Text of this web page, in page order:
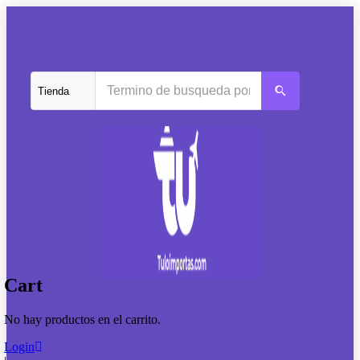
Cart
No hay productos en el carrito.
Login